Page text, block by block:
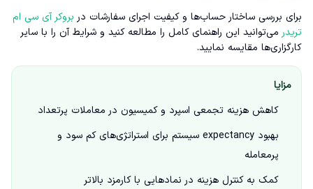
برای بررسی ساختار حساب‌ها و کیفیت اجرای سفارشات در بروکر آی سی ام
تریدرمی‌توانید این راهنمای کامل را مطالعه کنید و شرایط آن را با سایر
کارگزاری‌ها مقایسه نمایید.
مزایا
کاهش هزینه تجمعی اسپرد و کمیسیون در معاملات پرتعداد
بهبود expectancy سیستم برای استراتژی‌های کم سود و
پرمعامله
کمک به کنترل هزینه در نمادهایی با کارمزد بالاتر